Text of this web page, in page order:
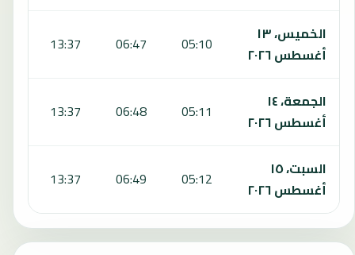
الخميس، ١٣
أغسطس ٢٠٢٦
05:10
06:47
13:37
الجمعة، ١٤
أغسطس ٢٠٢٦
05:11
06:48
13:37
السبت، ١٥
أغسطس ٢٠٢٦
05:12
06:49
13:37